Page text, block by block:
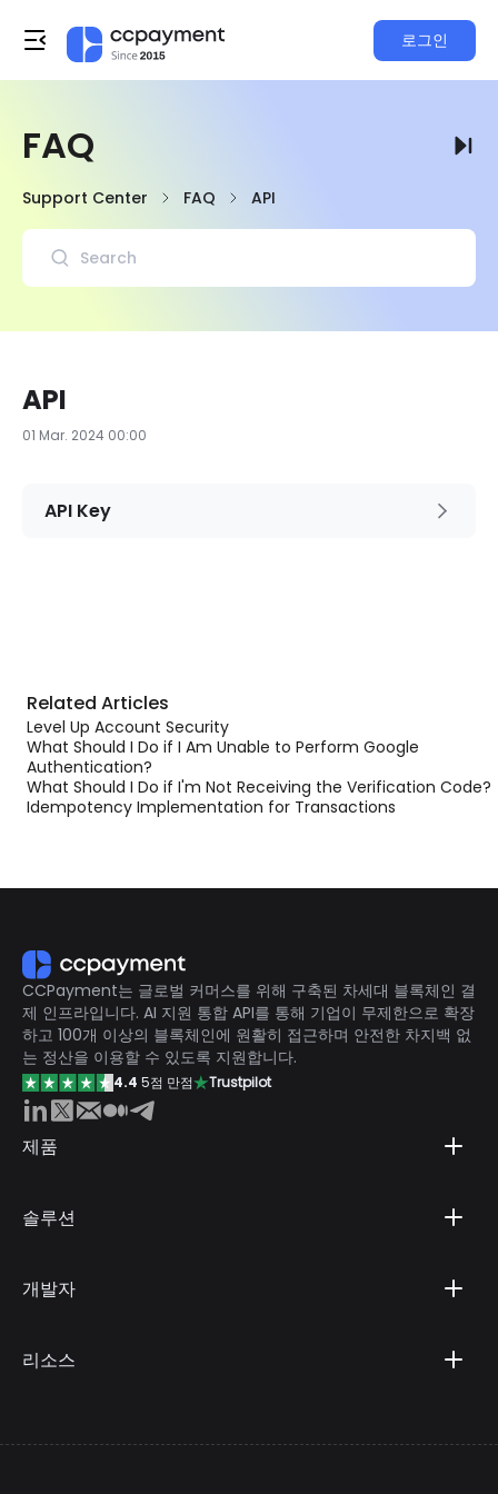
로그인
FAQ
Support Center FAQ API
API
01 Mar. 2024 00:00
API Key
Related Articles
Level Up Account Security
What Should I Do if I Am Unable to Perform Google
Authentication?
What Should I Do if I'm Not Receiving the Verification Code?
Idempotency Implementation for Transactions
CCPayment는 글로벌 커머스를 위해 구축된 차세대 블록체인 결
제 인프라입니다. AI 지원 통합 API를 통해 기업이 무제한으로 확장
하고 100개 이상의 블록체인에 원활히 접근하며 안전한 차지백 없
는 정산을 이용할 수 있도록 지원합니다.
4.4 5점 만점 Trustpilot
제품
솔루션
개발자
리소스